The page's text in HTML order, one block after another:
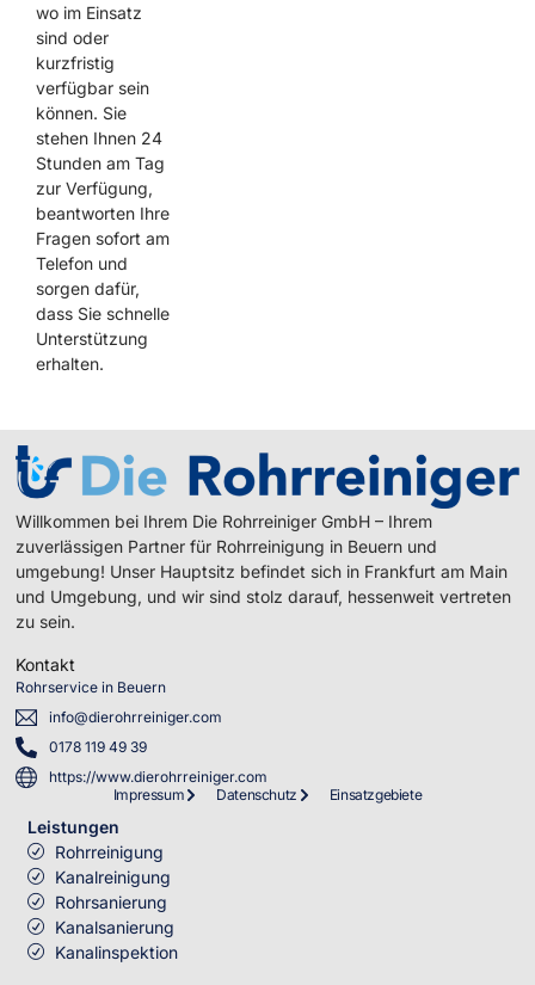
wo im Einsatz
sind oder
kurzfristig
verfügbar sein
können. Sie
stehen Ihnen 24
Stunden am Tag
zur Verfügung,
beantworten Ihre
Fragen sofort am
Telefon und
sorgen dafür,
dass Sie schnelle
Unterstützung
erhalten.
Willkommen bei Ihrem Die Rohrreiniger GmbH – Ihrem
zuverlässigen Partner für Rohrreinigung in Beuern und
umgebung! Unser Hauptsitz befindet sich in Frankfurt am Main
und Umgebung, und wir sind stolz darauf, hessenweit vertreten
zu sein.
Kontakt
Rohrservice in Beuern
info@dierohrreiniger.com
0178 119 49 39
https://www.dierohrreiniger.com
Impressum
Datenschutz Einsatzgebiete
Leistungen
Rohrreinigung
Kanalreinigung
Rohrsanierung
Kanalsanierung
Kanalinspektion